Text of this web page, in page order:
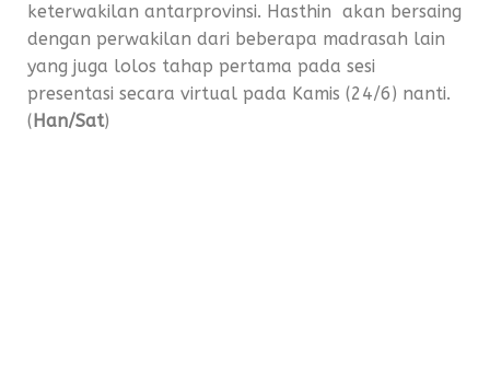
keterwakilan antarprovinsi. Hasthin akan bersaing
dengan perwakilan dari beberapa madrasah lain
yang juga lolos tahap pertama pada sesi
presentasi secara virtual pada Kamis (24/6) nanti.
(Han/Sat)